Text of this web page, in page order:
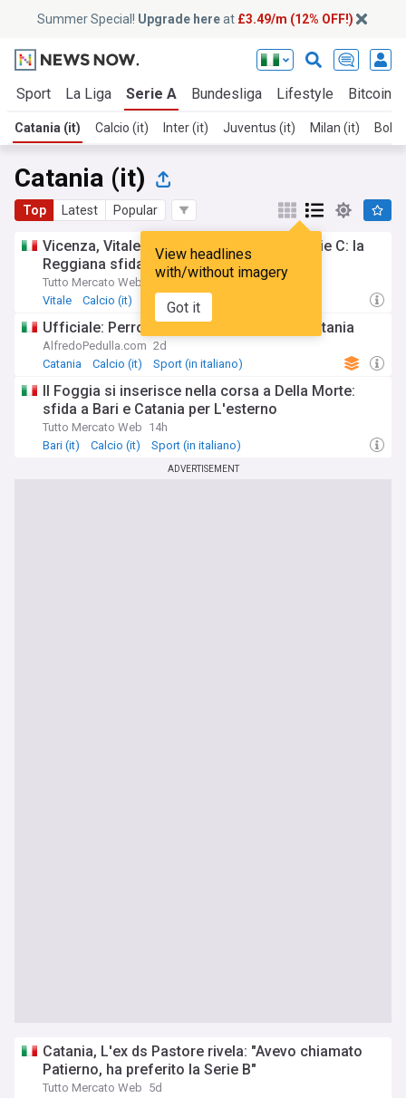
Summer Special! Upgrade hereat £3.49/m (12% OFF!)
Sport La Liga Serie A Bundesliga Lifestyle Bitcoin
Catania (it) Calcio (it) Inter (it) Juventus (it) Milan (it)
Catania (it)
Top Latest Popular
View headlines
with/without imagery
Got it
Vicenza, Vitale nel mirino di due big di Serie C: la
Reggiana sfida il Catania
Tutto Mercato Web
Vitale
Calcio (it) Sport (in italiano)
Ufficiale: Perrotta nuovo giocatore del Catania
AlfredoPedulla.com 2d
Catania
Calcio (it) Sport (in italiano)
Il Foggia si inserisce nella corsa a Della Morte:
sfida a Bari e Catania per L'esterno
Tutto Mercato Web 14h
Bari (it)
Calcio (it) Sport (in italiano)
ADVERTISEMENT
Catania, L'ex ds Pastore rivela: "Avevo chiamato
Patierno, ha preferito la Serie B"
Tutto Mercato Web 5d